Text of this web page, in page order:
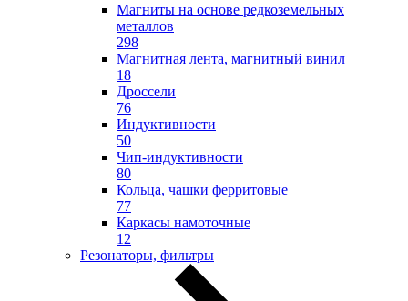
Магниты на основе редкоземельных
металлов
298
Магнитная лента, магнитный винил
18
Дроссели
76
Индуктивности
50
Чип-индуктивности
80
Кольца, чашки ферритовые
77
Каркасы намоточные
12
Резонаторы, фильтры